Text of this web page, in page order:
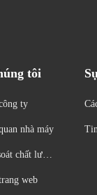
tôi
ty
nhà máy
chất lượn
web